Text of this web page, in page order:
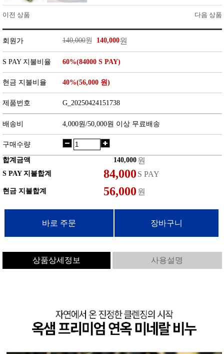
이전 상품 다음 상품
회원가 140,000원 140,000원
S PAY 지불비율 60%(84000 S PAY)
현금 지불비율 40%(56,000 원)
제품번호 G_20250424151738
배송비 4,000원/50,000원 이상 무료배송
구매수량
합계금액 원
S PAY 지불합계 S PAY
현금 지불합계 원
상품상세정보 사용설명